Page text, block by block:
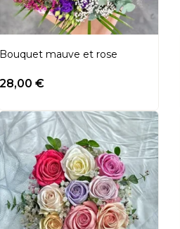
Bouquet mauve et rose
28,00 €